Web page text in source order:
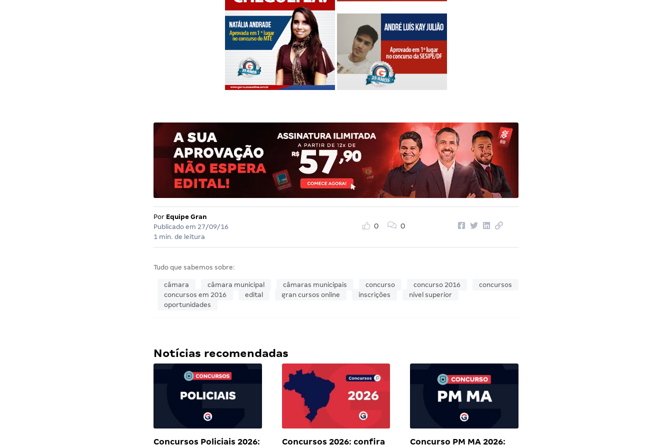
Por Equipe Gran
Publicado em 27/09/16
1 min. de leitura
0 0
Tudo que sabemos sobre:
câmara câmara municipal câmaras municipais concurso concurso 2016
concursos
concursos em 2016
edital gran cursos online inscrições
nível superior
oportunidades
Notícias recomendadas
Concursos Policiais 2026:
Concursos 2026: confira
Concurso PM MA 2026: